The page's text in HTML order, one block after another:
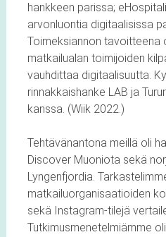
hankkeen parissa;
arvonluontia digitaalisissa
Toimeksiannon tavoitteena
matkailualan toimijoiden
vauhdittaa digitaalisuutta.
rinnakkaishanke LAB ja
kanssa. (Wiik 2022.)
Tehtävänantona meillä oli
Discover Muoniota sekä
Lyngenfjordia.
matkailuorganisaatioiden
sekä Instagram-tilejä
Tutkimusmenetelmiämme